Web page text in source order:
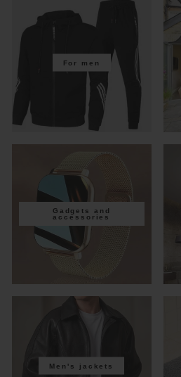
For men
Gadgets and
accessories
Men's jackets